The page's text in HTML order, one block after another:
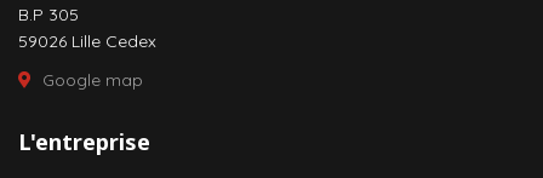
B.P 305
59026 Lille Cedex
Google map
L'entreprise